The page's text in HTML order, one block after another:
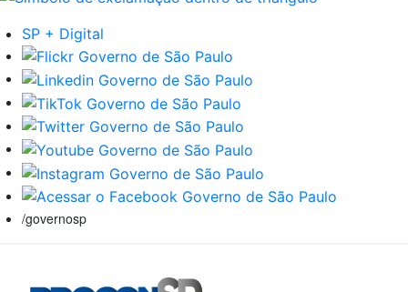
SP + Digital
/governosp